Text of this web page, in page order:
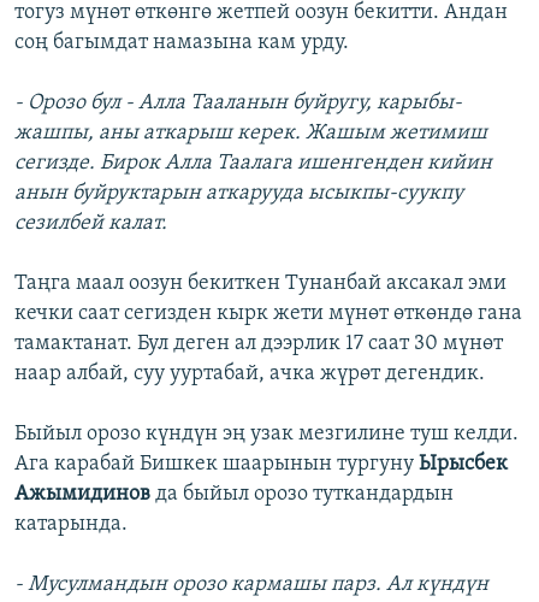
тогуз мүнөт өткөнгө жетпей оозун бекитти. Андан
соң багымдат намазына кам урду.
- Орозо бул - Алла Тааланын буйругу, карыбы-
жашпы, аны аткарыш керек. Жашым жетимиш
сегизде. Бирок Алла Таалага ишенгенден кийин
анын буйруктарын аткарууда ысыкпы-суукпу
сезилбей калат.
Таңга маал оозун бекиткен Тунанбай аксакал эми
кечки саат сегизден кырк жети мүнөт өткөндө гана
тамактанат. Бул деген ал дээрлик 17 саат 30 мүнөт
наар албай, суу ууртабай, ачка жүрөт дегендик.
Быйыл орозо күндүн эң узак мезгилине туш келди.
Ага карабай Бишкек шаарынын тургуну Ырысбек
Ажымидинов да быйыл орозо туткандардын
катарында.
- Мусулмандын орозо кармашы парз. Ал күндүн